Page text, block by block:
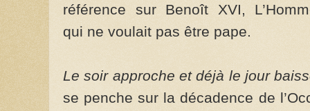
référence sur Benoît XVI,
qui ne voulait pas être pape.
Le soir approche et déjà le jour
se penche sur la décadence de